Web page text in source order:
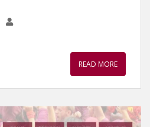
READ MORE